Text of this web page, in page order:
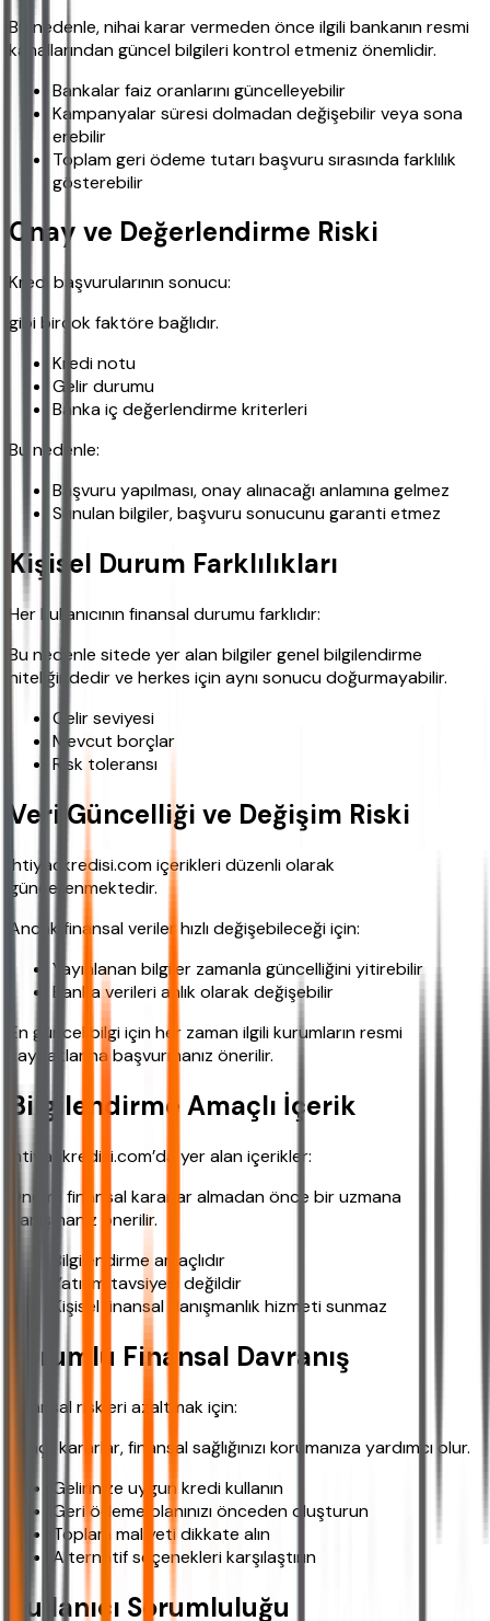
Bu nedenle, nihai karar vermeden önce ilgili bankanın resmi
kanallarından güncel bilgileri kontrol etmeniz önemlidir.
Bankalar faiz oranlarını güncelleyebilir
Kampanyalar süresi dolmadan değişebilir veya sona
erebilir
Toplam geri ödeme tutarı başvuru sırasında farklılık
gösterebilir
Onay ve Değerlendirme Riski
Kredi başvurularının sonucu:
gibi birçok faktöre bağlıdır.
Kredi notu
Gelir durumu
Banka iç değerlendirme kriterleri
Bu nedenle:
Başvuru yapılması, onay alınacağı anlamına gelmez
Sunulan bilgiler, başvuru sonucunu garanti etmez
Kişisel Durum Farklılıkları
Her kullanıcının finansal durumu farklıdır:
Bu nedenle sitede yer alan bilgiler genel bilgilendirme
niteliğindedir ve herkes için aynı sonucu doğurmayabilir.
Gelir seviyesi
Mevcut borçlar
Risk toleransı
Veri Güncelliği ve Değişim Riski
ihtiyackredisi.com içerikleri düzenli olarak
güncellenmektedir.
Ancak finansal veriler hızlı değişebileceği için:
Yayınlanan bilgiler zamanla güncelliğini yitirebilir
Banka verileri anlık olarak değişebilir
En güncel bilgi için her zaman ilgili kurumların resmi
kaynaklarına başvurmanız önerilir.
Bilgilendirme Amaçlı İçerik
ihtiyackredisi.com’da yer alan içerikler:
Önemli finansal kararlar almadan önce bir uzmana
danışmanız önerilir.
Bilgilendirme amaçlıdır
Yatırım tavsiyesi değildir
Kişisel finansal danışmanlık hizmeti sunmaz
Sorumlu Finansal Davranış
Finansal riskleri azaltmak için:
Bilinçli kararlar, finansal sağlığınızı korumanıza yardımcı olur.
Gelirinize uygun kredi kullanın
Geri ödeme planınızı önceden oluşturun
Toplam maliyeti dikkate alın
Alternatif seçenekleri karşılaştırın
Kullanıcı Sorumluluğu